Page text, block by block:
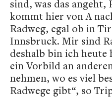
sind, was das
kommt hier von A
Radweg, egal ob in
Innsbruck. Mir sind
deshalb bin ich
ein Vorbild an
nehmen, wo es viel
Radwege gibt“, so